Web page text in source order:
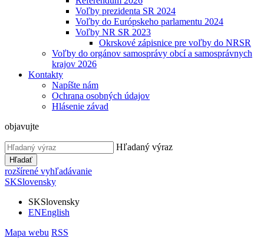
Voľby prezidenta SR 2024
Voľby do Európskeho parlamentu 2024
Voľby NR SR 2023
Okrskové zápisnice pre voľby do NRSR
Voľby do orgánov samosprávy obcí a samosprávnych
krajov 2026
Kontakty
Napíšte nám
Ochrana osobných údajov
Hlásenie závad
objavujte
Hľadaný výraz
Hľadať
rozšírené vyhľadávanie
SKSlovensky
SKSlovensky
ENEnglish
Mapa webu RSS